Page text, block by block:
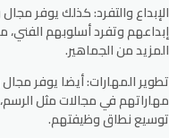
الإبداع والتفرد:كذلك يوفر مجال
إبداعهم وتفرد أسلوبهم
المزيد من الجماهير.
تطوير المهارات:أيضا يوفر مجال
مهاراتهم في مجالات مثل
توسيع نطاق وظيفتهم.